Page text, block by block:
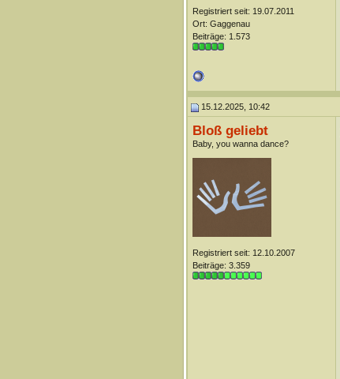
Registriert seit: 19.07.2011
Ort: Gaggenau
Beiträge: 1.573
15.12.2025, 10:42
Bloß geliebt
Baby, you wanna dance?
Registriert seit: 12.10.2007
Beiträge: 3.359